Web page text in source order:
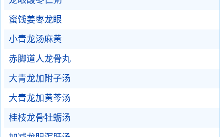
蜜饯姜枣龙眼
小青龙汤麻黄
赤脚道人龙骨丸
大青龙加附子汤
大青龙加黄芩汤
桂枝龙骨牡蛎汤